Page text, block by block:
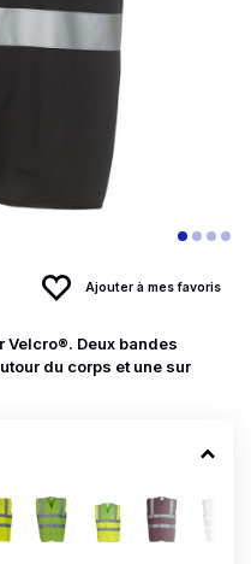
Ajouter à mes favoris
Velcro®. Deux bandes
du corps et une sur